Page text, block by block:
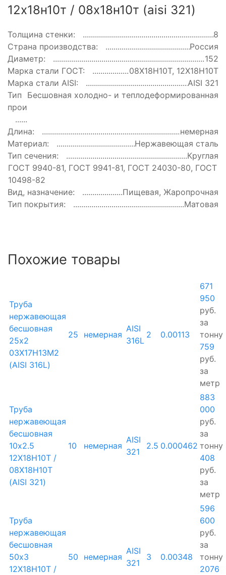
12х18н10т / 08х18н10т (aisi 321)
Толщина стенки:
8
Страна производства:
Россия
Диаметр:
152
Марка стали ГОСТ:
08Х18Н10Т, 12Х18Н10Т
Марка стали AISI:
AISI 321
Тип
производства:
Бесшовная холодно- и теплодеформированная
Длина:
немерная
Материал:
Нержавеющая сталь
Тип сечения:
Круглая
ГОСТ:
ГОСТ 9940-81, ГОСТ 9941-81, ГОСТ 24030-80, ГОСТ
10498-82
Вид, назначение:
Пищевая, Жаропрочная
Тип покрытия:
Матовая
Похожие товары
Труба
нержавеющая
бесшовная
25х2
03Х17Н13М2
(AISI 316L)
25 немерная
AISI
316L
2 0.00113
671
950
руб.
за
тонну
759
руб.
за
метр
Труба
нержавеющая
бесшовная
10х2.5
12Х18Н10Т /
08Х18Н10Т
(AISI 321)
10 немерная
AISI
321
2.5 0.000462
883
000
руб.
за
тонну
408
руб.
за
метр
Труба
нержавеющая
бесшовная
50х3
12Х18Н10Т /
50 немерная
AISI
321
3 0.00348
596
600
руб.
за
тонну
2076